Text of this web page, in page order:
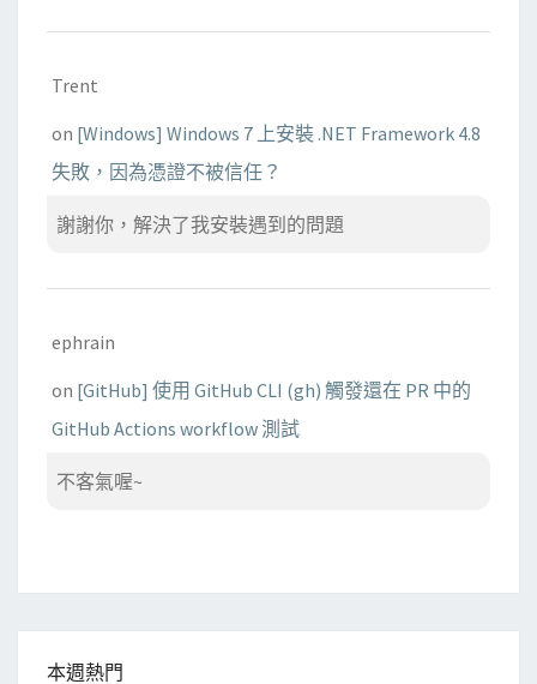
Trent
on [Windows] Windows 7 上安裝 .NET Framework 4.8
失敗，因為憑證不被信任？
謝謝你，解決了我安裝遇到的問題
ephrain
on [GitHub] 使用 GitHub CLI (gh) 觸發還在 PR 中的
GitHub Actions workflow 測試
不客氣喔~
本週熱門